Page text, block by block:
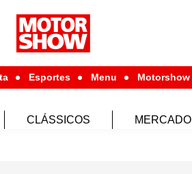
Esportes Menu Motorshow
CLÁSSICOS MERCADO